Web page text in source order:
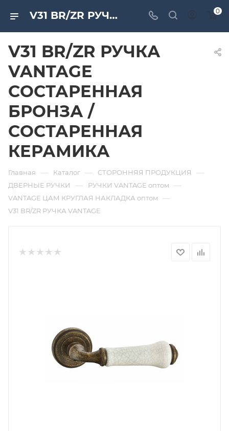
V31 BR/ZR РУЧКА VANTAGE СОСТАРЕННАЯ БРОНЗА / СОСТАРЕННАЯ КЕРАМИКА. Дверная и мебельная фурнитура САМИР-КИЛИТ | Оптовые поставки 0
V31 BR/ZR РУЧКА
VANTAGE
СОСТАРЕННАЯ
БРОНЗА /
СОСТАРЕННАЯ
КЕРАМИКА
Главная — Каталог — СТОРОННЯЯ ПРОДУКЦИЯ —
ДВЕРНЫЕ РУЧКИ — РУЧКИ VANTAGE оптом —
VANTAGE ЦАМ КРУГЛАЯ НАКЛАДКА оптом —
V31 BR/ZR РУЧКА VANTAGE